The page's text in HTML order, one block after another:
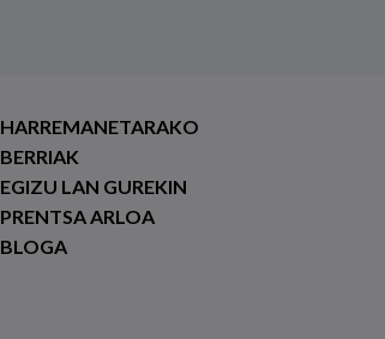
HARREMANETARAKO
BERRIAK
EGIZU LAN GUREKIN
PRENTSA ARLOA
BLOGA